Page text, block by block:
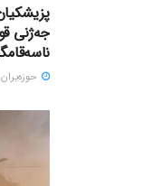
جەژنی
حوزه‌یران 6, 2025